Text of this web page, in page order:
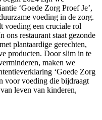
‘Goede Zorg Proef Je’,
voeding in de zorg.
voeding een cruciale rol
ons restaurant staat gezonde
plantaardige gerechten,
producten. Door slim in te
maken we
‘Goede Zorg
voor voeding die bijdraagt
leven van kinderen,